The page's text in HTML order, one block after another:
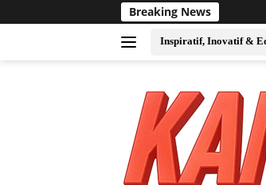
ke
Breaking News
Inspiratif, Inovatif &